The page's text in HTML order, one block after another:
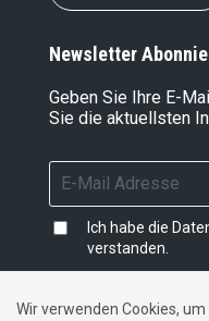
Newsletter
Geben Sie Ihre E-
Sie die aktuellsten
Ich habe die
verstanden.
Wir verwenden Cookies,